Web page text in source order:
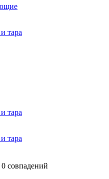
тара
тара
тара
0 совпадений